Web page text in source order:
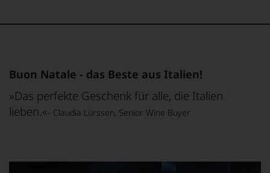
Buon Natale - das Beste aus Italien!
»Das perfekte Geschenk für alle, die Italien
lieben.«- Claudia Lürssen, Senior Wine Buyer